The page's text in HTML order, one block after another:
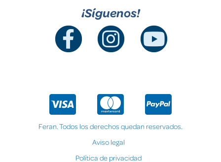
¡Síguenos!
Feran. Todos los derechos quedan reservados.
Aviso legal
Política de privacidad